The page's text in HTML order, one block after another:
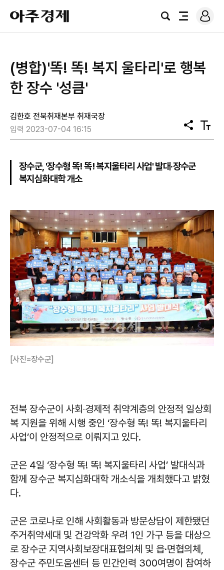
아
주
경
검
전
로
그
(병합)'똑! 똑! 복지 울타리'로 행복
한 장수 '성큼'
김한호 전북취재본부 취재국장
입력 2023-07-04 16:15
공
유
텍
스
장수군, '장수형 똑! 똑! 복지울타리 사업' 발대·장수군
복지심화대학 개소
[사진=장수군]
전북 장수군이 사회‧경제적 취약계층의 안정적 일상회
복 지원을 위해 시행 중인 ‘장수형 똑! 똑! 복지울타리
사업’이 안정적으로 이뤄지고 있다.
군은 4일 ‘장수형 똑! 똑! 복지울타리 사업’ 발대식과
함께 장수군 복지심화대학 개소식을 개최했다고 밝혔
다.
군은 코로나로 인해 사회활동과 방문상담이 제한됐던
주거취약세대 및 건강악화 우려 1인 가구 등을 대상으
로 장수군 지역사회보장대표협의체 및 읍·면협의체,
장수군 주민도움센터 등 민간인력 300여명이 참여하